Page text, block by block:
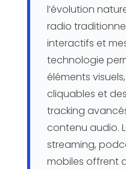
l’évolution
radio
interactifs et
technologie
éléments
cliquables et
tracking
contenu audio.
streaming,
mobiles offrent